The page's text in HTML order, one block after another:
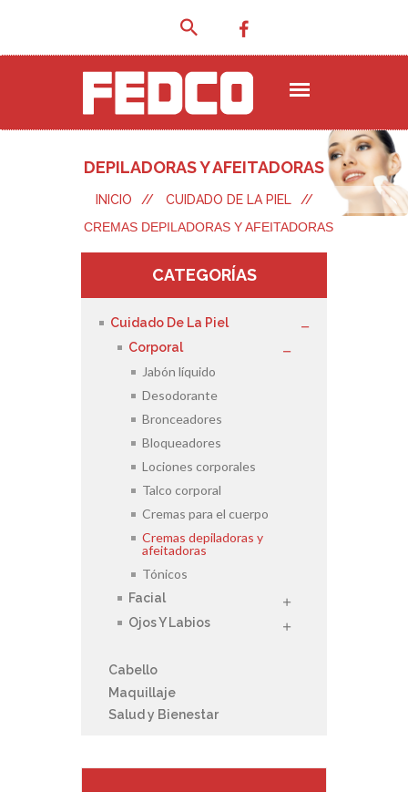
DEPILADORAS Y AFEITADORAS
INICIO // CUIDADO DE LA PIEL
//
CREMAS DEPILADORAS Y AFEITADORAS
CATEGORÍAS
Cuidado De La Piel
Corporal
Jabón líquido
Desodorante
Bronceadores
Bloqueadores
Lociones corporales
Talco corporal
Cremas para el cuerpo
Cremas depiladoras y
afeitadoras
Tónicos
Facial
Ojos Y Labios
Cabello
Maquillaje
Salud y Bienestar